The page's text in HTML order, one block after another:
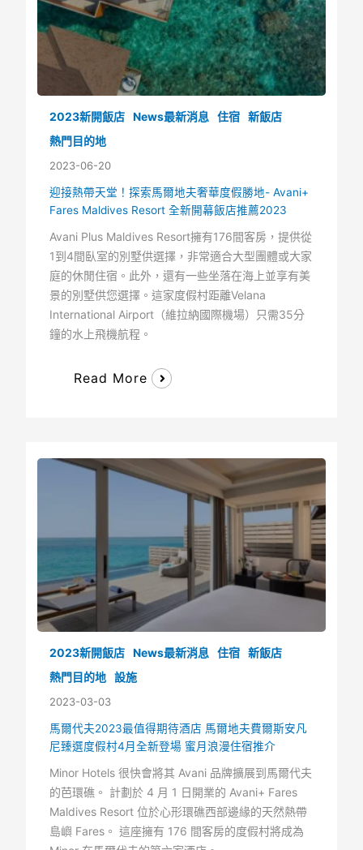
2023新開飯店 News最新消息 住宿 新飯店
熱門目的地
2023-06-20
迎接熱帶天堂！探索馬爾地夫奢華度假勝地- Avani+
Fares Maldives Resort 全新開幕飯店推薦2023
Avani Plus Maldives Resort擁有176間客房，提供從
1到4間臥室的別墅供選擇，非常適合大型團體或大家
庭的休閒住宿。此外，還有一些坐落在海上並享有美
景的別墅供您選擇。這家度假村距離Velana
International Airport（維拉納國際機場）只需35分
鐘的水上飛機航程。
Read More
2023新開飯店 News最新消息 住宿 新飯店
熱門目的地 設施
2023-03-03
馬爾代夫2023最值得期待酒店 馬爾地夫費爾斯安凡
尼臻選度假村4月全新登場 蜜月浪漫住宿推介
Minor Hotels 很快會將其 Avani 品牌擴展到馬爾代夫
的芭環礁。 計劃於 4 月 1 日開業的 Avani+ Fares
Maldives Resort 位於心形環礁西部邊緣的天然熱帶
島嶼 Fares。 這座擁有 176 間客房的度假村將成為